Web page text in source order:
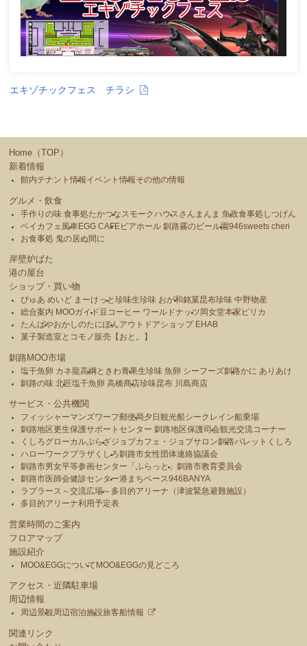
エキゾチックフェス チラシ
Home（TOP）
新着情報
館内テナント情報イベント情報その他の情報
グルメ・飲食
手作りの味 食事処たかつな スモークハウス さんまんま 魚政食事処しつげん
ベイカフェ風車EGG CAFEビアホール 釧路霧のビール園946sweets cheri
お食事処 鬼の居ぬ間に
岸壁炉ばた
港の屋台
ショップ・買い物
ぴゅあ めいど まーけっと珍味生珍味 おが和銘菓昆布珍味 中野物産
総合案内 MOOガイド豆コーヒー ワールドナッツ 岡女堂本家 ピリカ
たんばやおかしのたにぽんアウトドアショップ EHAB
菓子製造室とコモノ販売【おと。】
釧路MOO市場
塩干魚卵 カネ龍高綱 ときわ青果生珍味 魚卵 シーフーズ釧路かに ありあけ
釧路の味 北匠塩干魚卵 高橋商店珍味昆布 川島商店
サービス・公共機関
フィッシャーマンズワーフ郵便局夕日観光船シークレイン船乗場
釧路地区更生保護サポートセンター 釧路地区保護司会観光交流コーナー
くしろグローカルぷらざジョブカフェ・ジョブサロン釧路パレットくしろ
ハローワークプラザくしろ釧路市女性団体連絡協議会
釧路市男女平等参画センター「ふらっと」釧路市教育委員会
釧路市医師会健診センター港まちベース946BANYA
ラプラース～交流広場～ 多目的アリーナ（津波緊急避難施設）
多目的アリーナ利用予定表
営業時間のご案内
フロアマップ
施設紹介
MOO&EGGについて MOO&EGGの見どころ
アクセス・近隣駐車場
周辺情報
周辺景観 周辺宿泊施設旅客船情報
関連リンク